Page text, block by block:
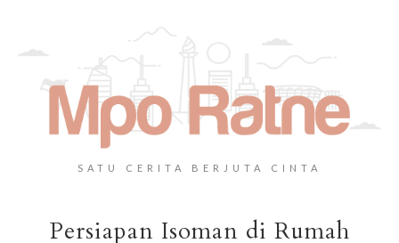
SATU CERITA BERJUTA CINTA
Persiapan Isoman di Rumah